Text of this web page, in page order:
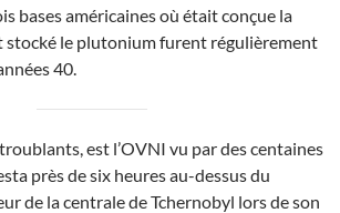
bases américaines où était conçue la
stocké le plutonium furent régulièrement
40.
est l’OVNI vu par des centaines
près de six heures au-dessus du
de la centrale de Tchernobyl lors de son